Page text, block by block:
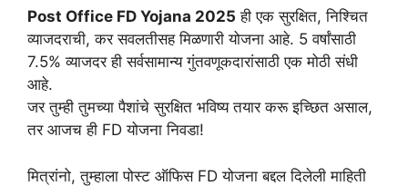
Post Office FD Yojana 2025 ही एक सुरक्षित, निश्चित
व्याजदराची, कर सवलतीसह मिळणारी योजना आहे. 5 वर्षांसाठी
7.5% व्याजदर ही सर्वसामान्य गुंतवणूकदारांसाठी एक मोठी संधी
आहे.
जर तुम्ही तुमच्या पैशांचे सुरक्षित भविष्य तयार करू इच्छित असाल,
तर आजच ही FD योजना निवडा!
मित्रांनो, तुम्हाला पोस्ट ऑफिस FD योजना बद्दल दिलेली माहिती